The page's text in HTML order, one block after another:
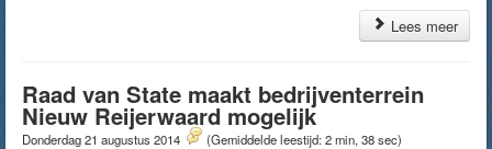
Lees meer
Raad van State maakt bedrijventerrein
Nieuw Reijerwaard mogelijk
Donderdag 21 augustus 2014 (Gemiddelde leestijd: 2 min, 38 sec)